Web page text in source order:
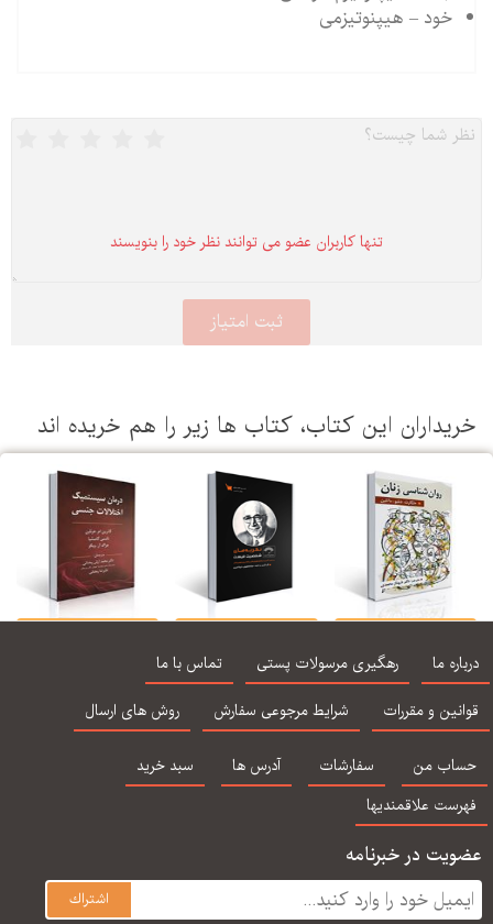
خود – هیپنوتیزمی
تنها كاربران عضو می توانند نظر خود را بنویسند
خریداران این كتاب، كتاب ها زیر را هم خریده اند
مارگارت دبلیو مارتین
ترجمه شهناز محمدی
شخصیت فیست
رمضانی
درباره ما رهگیری مرسولات پستی
تماس با ما
قوانین و مقررات
شرایط مرجوعی سفارش روش های ارسال
حساب من سفارشات آدرس ها
سبد خرید
فهرست علاقمندیها
عضویت در خبرنامه